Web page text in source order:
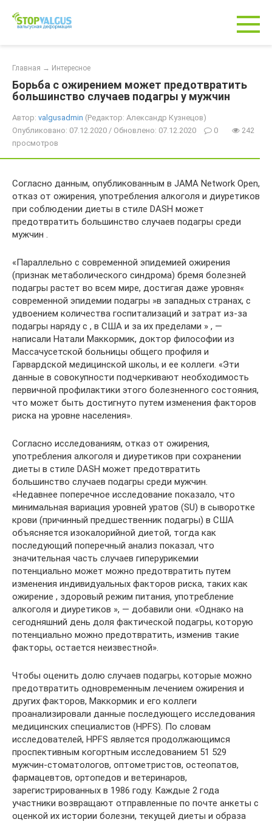
контенту
Главная → Интересное
Борьба с ожирением может предотвратить
большинство случаев подагры у мужчин
Автор: valgusadmin (Редактор: Александр Кузнецов)
Опубликовано: 07.12.2020 / Обновлено: 07.12.2020
0
242
просмотров
Согласно данным, опубликованным в JAMA Network Open,
отказ от ожирения, употребления алкоголя и диуретиков
при соблюдении диеты в стиле DASH может
предотвратить большинство случаев подагры среди
мужчин .
«Параллельно с современной эпидемией ожирения
(признак метаболического синдрома) бремя болезней
подагры растет во всем мире, достигая даже уровня«
современной эпидемии подагры »в западных странах, с
удвоением количества госпитализаций и затрат из-за
подагры наряду с , в США и за их пределами » , —
написали Натали Маккормик, доктор философии из
Массачусетской больницы общего профиля и
Гарвардской медицинской школы, и ее коллеги. «Эти
данные в совокупности подчеркивают необходимость
первичной профилактики этого болезненного состояния,
что может быть достигнуто путем изменения факторов
риска на уровне населения».
Согласно исследованиям, отказ от ожирения,
употребления алкоголя и диуретиков при сохранении
диеты в стиле DASH может предотвратить
большинство случаев подагры среди мужчин.
«Недавнее поперечное исследование показало, что
минимальная вариация уровней уратов (SU) в сыворотке
крови (причинный предшественник подагры) в США
объясняется изокалорийной диетой, тогда как
последующий поперечный анализ показал, что
значительная часть случаев гиперурикемии
потенциально может можно предотвратить путем
изменения индивидуальных факторов риска, таких как
ожирение , здоровый режим питания, употребление
алкоголя и диуретиков », — добавили они. «Однако на
сегодняшний день доля фактической подагры, которую
потенциально можно предотвратить, изменив такие
факторы, остается неизвестной».
Чтобы оценить долю случаев подагры, которые можно
предотвратить одновременным лечением ожирения и
других факторов, Маккормик и его коллеги
проанализировали данные последующего исследования
медицинских специалистов (HPFS). По словам
исследователей, HPFS является продолжающимся
проспективным когортным исследованием 51 529
мужчин-стоматологов, оптометристов, остеопатов,
фармацевтов, ортопедов и ветеринаров,
зарегистрированных в 1986 году. Каждые 2 года
участники возвращают отправленные по почте анкеты с
оценкой их истории болезни, текущей диеты и образа